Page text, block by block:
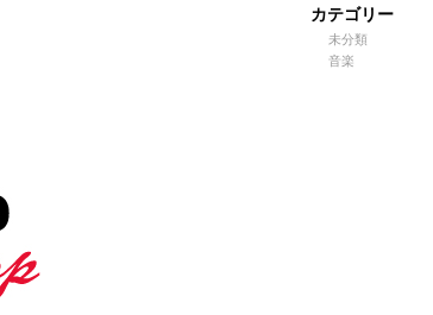
カテゴリー
未分類
音楽